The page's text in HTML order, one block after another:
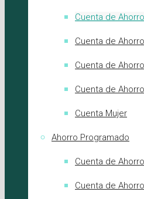
Cuenta de
Cuenta de
Cuenta de
Cuenta de
Cuenta Mujer
Ahorro Programado
Cuenta de
Cuenta de